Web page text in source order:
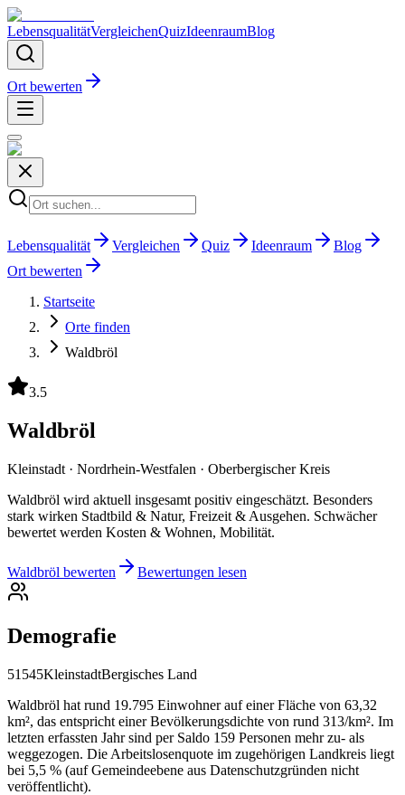
LebensqualitätVergleichenQuizIdeenraumBlog
Ort bewerten
Lebensqualität Vergleichen Quiz Ideenraum
Blog
Ort bewerten
Startseite
Orte finden
Waldbröl
3.5
Waldbröl
Kleinstadt · Nordrhein-Westfalen · Oberbergischer Kreis
Waldbröl wird aktuell insgesamt positiv eingeschätzt. Besonders
stark wirken Stadtbild & Natur, Freizeit & Ausgehen. Schwächer
bewertet werden Kosten & Wohnen, Mobilität.
Waldbröl bewerten Bewertungen lesen
Demografie
51545KleinstadtBergisches Land
Waldbröl hat rund 19.795 Einwohner auf einer Fläche von 63,32
km², das entspricht einer Bevölkerungsdichte von rund 313/km². Im
letzten erfassten Jahr sind per Saldo 159 Personen mehr zu- als
weggezogen. Die Arbeitslosenquote im zugehörigen Landkreis liegt
bei 5,5 % (auf Gemeindeebene aus Datenschutzgründen nicht
veröffentlicht).